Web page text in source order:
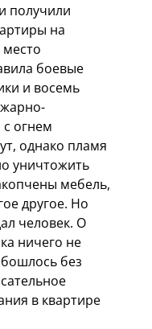
получили
на
боевые
и восемь
с огнем
однако пламя
уничтожить
мебель,
другое. Но
человек. О
ничего не
без
в квартире